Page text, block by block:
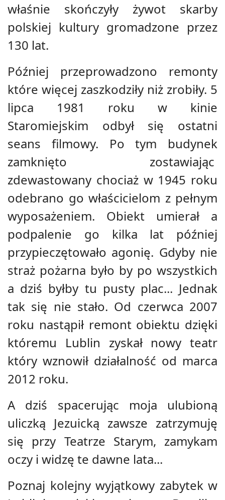
właśnie skończyły żywot skarby
polskiej kultury gromadzone przez
130 lat.
Później przeprowadzono remonty
które więcej zaszkodziły niż zrobiły. 5
lipca 1981 roku w kinie
Staromiejskim odbył się ostatni
seans filmowy. Po tym budynek
zamknięto zostawiając
zdewastowany chociaż w 1945 roku
odebrano go właścicielom z pełnym
wyposażeniem. Obiekt umierał a
podpalenie go kilka lat później
przypieczętowało agonię. Gdyby nie
straż pożarna było by po wszystkich
a dziś byłby tu pusty plac... Jednak
tak się nie stało. Od czerwca 2007
roku nastąpił remont obiektu dzięki
któremu Lublin zyskał nowy teatr
który wznowił działalność od marca
2012 roku.
A dziś spacerując moja ulubioną
uliczką Jezuicką zawsze zatrzymuję
się przy Teatrze Starym, zamykam
oczy i widzę te dawne lata...
Poznaj kolejny wyjątkowy zabytek w